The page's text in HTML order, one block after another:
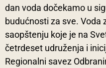
dan voda dočekamo u
budućnosti za sve. Voda
saopštenju koje je na
četrdeset udruženja i
Regionalni savez